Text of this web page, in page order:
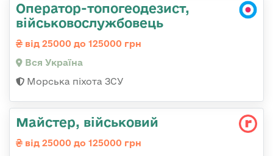
Оператор-топогеодезист,
військовослужбовець
від 25000 до 125000 грн
Вся Україна
Морська піхота ЗСУ
Майстеp, військовий
від 25000 до 125000 грн